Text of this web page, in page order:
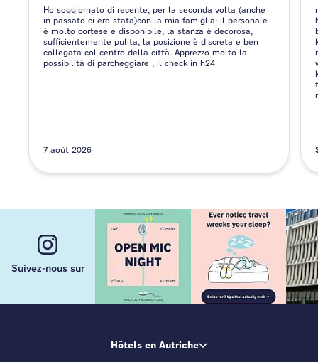
Ho soggiornato di recente, per la seconda volta (anche
in passato ci ero stata)con la mia famiglia: il personale
è molto cortese e disponibile, la stanza è decorosa,
sufficientemente pulita, la posizione è discreta e ben
collegata col centro della città. Apprezzo molto la
possibilità di parcheggiare , il check in h24
7 août 2026
Suivez-nous sur
Hôtels en Autriche